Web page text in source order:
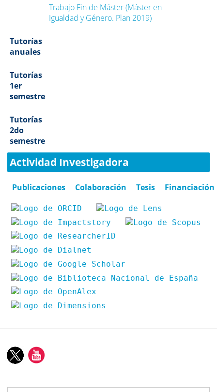
Trabajo Fin de Máster (Máster en
Igualdad y Género. Plan 2019)
Tutorías
anuales
Tutorías
1er
semestre
Tutorías
2do
semestre
Actividad Investigadora
Publicaciones Colaboración Tesis Financiación